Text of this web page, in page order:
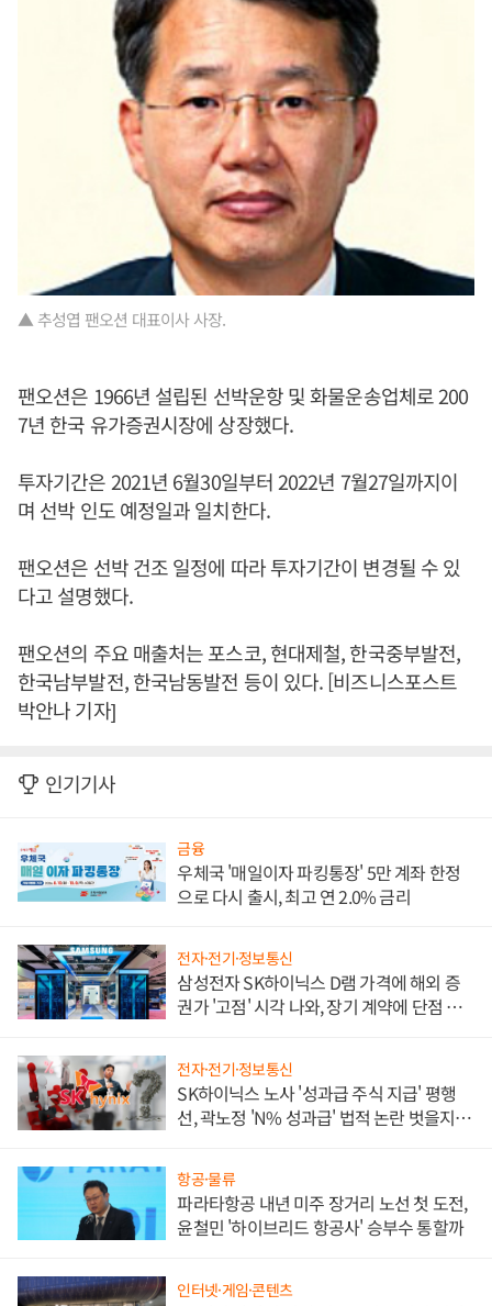
▲ 추성엽 팬오션 대표이사 사장.
팬오션은 1966년 설립된 선박운항 및 화물운송업체로 200
7년 한국 유가증권시장에 상장했다.
투자기간은 2021년 6월30일부터 2022년 7월27일까지이
며 선박 인도 예정일과 일치한다.
팬오션은 선박 건조 일정에 따라 투자기간이 변경될 수 있
다고 설명했다.
팬오션의 주요 매출처는 포스코, 현대제철, 한국중부발전,
한국남부발전, 한국남동발전 등이 있다. [비즈니스포스트
박안나 기자]
인기기사
금융
우체국 '매일이자 파킹통장' 5만 계좌 한정
으로 다시 출시, 최고 연 2.0% 금리
전자·전기·정보통신
삼성전자 SK하이닉스 D램 가격에 해외 증
권가 '고점' 시각 나와, 장기 계약에 단점 부
전자·전기·정보통신
SK하이닉스 노사 '성과급 주식 지급' 평행
선, 곽노정 'N% 성과급' 법적 논란 벗을지 주
항공·물류
파라타항공 내년 미주 장거리 노선 첫 도전,
윤철민 '하이브리드 항공사' 승부수 통할까
인터넷·게임·콘텐츠